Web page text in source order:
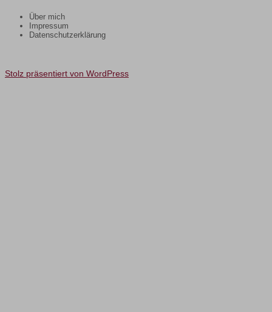
Über mich
Impressum
Datenschutzerklärung
Stolz präsentiert von WordPress